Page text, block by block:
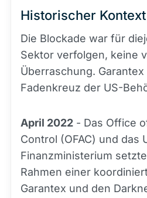
Historischer Kontext
Die Blockade war für
Sektor verfolgen, keine
Überraschung.
Fadenkreuz der US-
April 2022 - Das Office
Control (OFAC) und das
Finanzministerium
Rahmen einer
Garantex und den